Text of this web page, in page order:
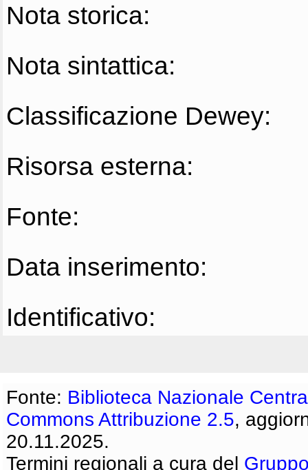
Nota storica:
Nota sintattica:
Classificazione Dewey:
Risorsa esterna:
Fonte:
Data inserimento:
Identificativo:
Fonte: Biblioteca Nazionale
Commons Attribuzione 2.5,
20.11.2025.
Termini regionali a cura del